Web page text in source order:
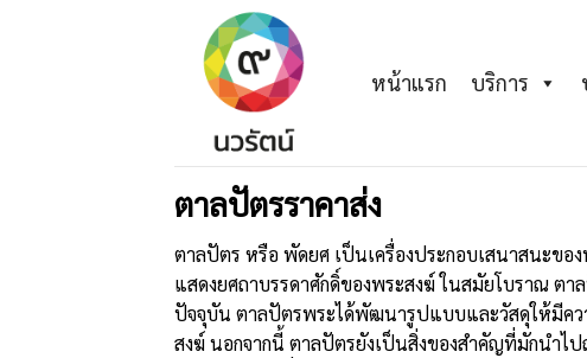
หน้าแรก บริการ
ตาลปัตรราคาส่ง
ตาลปัตร หรือ พัดยศ เป็นเครื่องประกอบเสนาสนะข
แสดงยศถาบรรดาศักดิ์ของพระสงฆ์ ในสมัยโบราณ ต
ปัจจุบัน ตาลปัตรพระได้พัฒนารูปแบบและวัสดุให้มีคว
สงฆ์ นอกจากนี้ ตาลปัตรยังเป็นสิ่งของสำคัญที่มักนำไ